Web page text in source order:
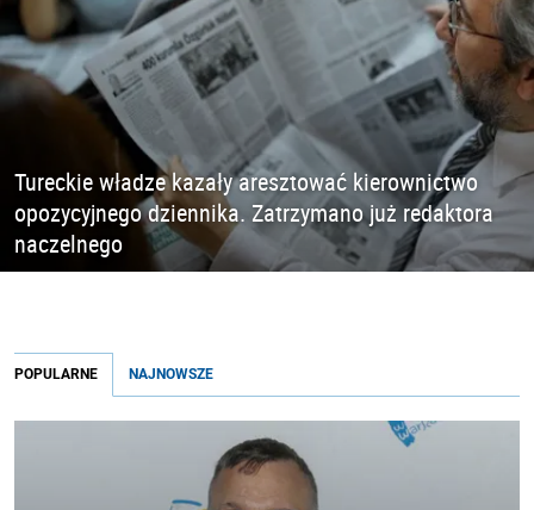
Tureckie władze kazały aresztować kierownictwo
opozycyjnego dziennika. Zatrzymano już redaktora
naczelnego
POPULARNE NAJNOWSZE